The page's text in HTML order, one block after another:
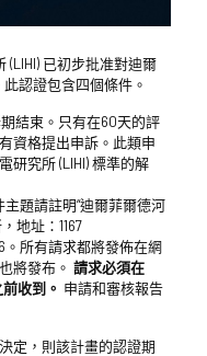
(LIHI) 已初步批准對迪爾
認證包含四個條件。
結束。只有在60天的評
資格提出申訴。此類申
研究所 (LIHI) 標準的解
題請註明“迪爾菲爾德河
地址：1167
。所有請求都將發佈在網
將發布。 請求必須在
收到。 申請和審核報告
定，則該計畫的認證期